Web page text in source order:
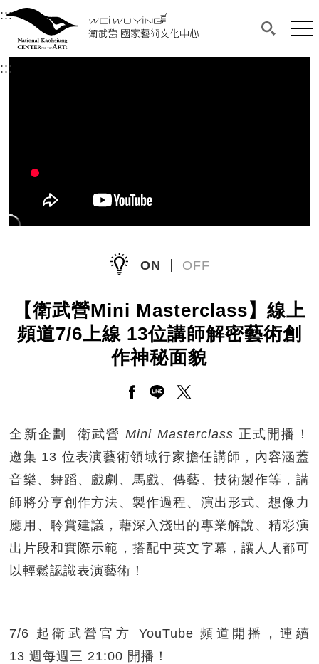
衛武營國家藝術文化中心
中央內容區塊，為本頁主要內容區。
:::選單連結區塊，此區塊列有本網站主要連結。
衛武營國家藝術文化中心
搜尋(開
網
:::
ON OFF
【衛武營Mini Masterclass】線上
頻道7/6上線 13位講師解密藝術創
作神秘面貌
另開新視窗分享至facebook
另開新視窗分享至line
另開新視窗分享至
全新企劃 衛武營Mini Masterclass 正式開播！
邀集 13 位表演藝術領域行家擔任講師，內容涵蓋
音樂、舞蹈、戲劇、馬戲、傳藝、技術製作等，講
師將分享創作方法、製作過程、演出形式、想像力
應用、聆賞建議，藉深入淺出的專業解說、精彩演
出片段和實際示範，搭配中英文字幕，讓人人都可
以輕鬆認識表演藝術！
7/6 起衛武營官方 YouTube 頻道開播，連續
13 週每週三 21:00 開播！